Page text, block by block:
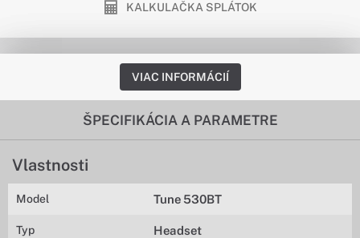
KALKULAČKA SPLÁTOK
VIAC INFORMÁCIÍ
ŠPECIFIKÁCIA A PARAMETRE
Vlastnosti
Model Tune 530BT
Typ Headset